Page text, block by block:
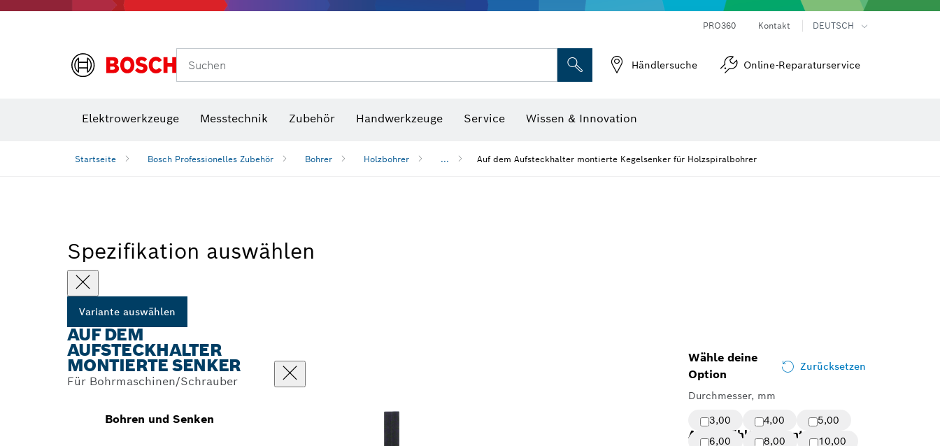
PRO360 Kontakt DEUTSCH
Suchen Händlersuche Online-Reparaturservice
Elektrowerkzeuge Messtechnik Zubehör Handwerkzeuge Service Wissen & Innovation
Startseite Bosch Professionelles Zubehör Bohrer Holzbohrer ... Auf dem Aufsteckhalter montierte Kegelsenker für Holzspiralbohrer
Spezifikation auswählen
Variante auswählen
AUF DEM
AUFSTECKHALTER
MONTIERTE SENKER
Für Bohrmaschinen/Schrauber
Bohren und Senken
Wähle deine
Option
Zurücksetzen
Durchmesser, mm
3,00
4,00
5,00
6,00
8,00 10,00
Ausgewählte Variante